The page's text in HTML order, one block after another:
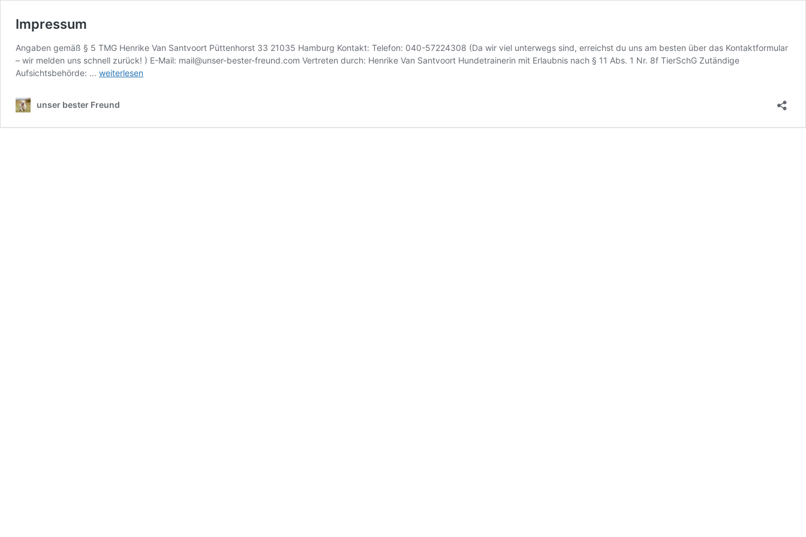
Impressum
Angaben gemäß § 5 TMG Henrike Van Santvoort Püttenhorst 33 21035 Hamburg Kontakt: Telefon: 040-57224308 (Da wir viel unterwegs sind, erreichst du uns am besten über das Kontaktformular
– wir melden uns schnell zurück! ) E-Mail: mail@unser-bester-freund.com Vertreten durch: Henrike Van Santvoort Hundetrainerin mit Erlaubnis nach § 11 Abs. 1 Nr. 8f TierSchG Zutändige
Aufsichtsbehörde: … Impressum
weiterlesen
unser bester Freund